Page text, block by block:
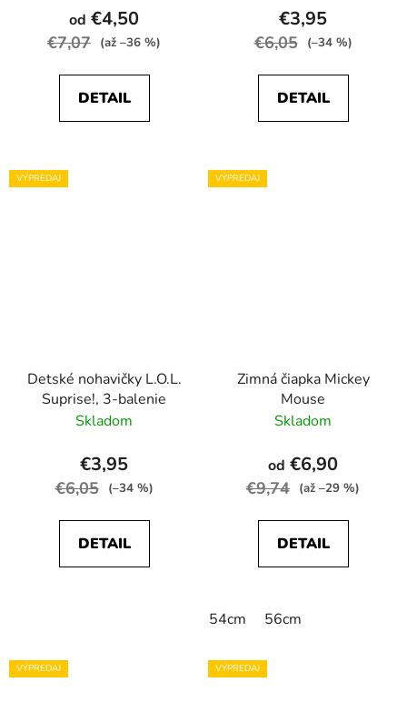
od €4,50
€7,07 (až –36 %)
DETAIL
€3,95
€6,05 (–34 %)
DETAIL
VÝPREDAJ
Detské nohavičky L.O.L.
Suprise!, 3-balenie
Skladom
€3,95
€6,05 (–34 %)
DETAIL
VÝPREDAJ
Zimná čiapka Mickey
Mouse
Skladom
od €6,90
€9,74 (až –29 %)
DETAIL
54cm 56cm
VÝPREDAJ VÝPREDAJ